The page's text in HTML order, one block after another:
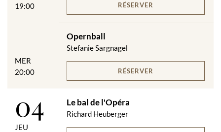
19:00
RÉSERVER
MER
20:00
Opernball
Stefanie Sargnagel
RÉSERVER
04
JEU
Le bal de l'Opéra
Richard Heuberger